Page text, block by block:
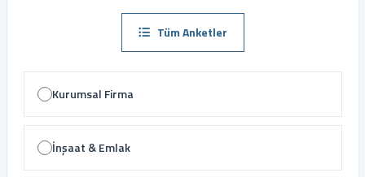
Tüm Anketler
Kurumsal Firma
İnşaat & Emlak